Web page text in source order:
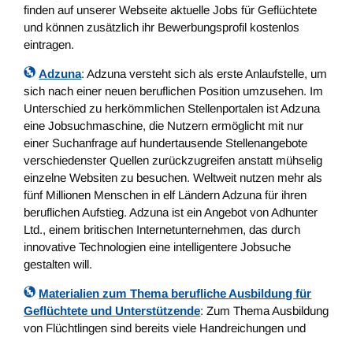
finden auf unserer Webseite aktuelle Jobs für Geflüchtete
und können zusätzlich ihr Bewerbungsprofil kostenlos
eintragen.
Adzuna: Adzuna versteht sich als erste Anlaufstelle, um
sich nach einer neuen beruflichen Position umzusehen. Im
Unterschied zu herkömmlichen Stellenportalen ist Adzuna
eine Jobsuchmaschine, die Nutzern ermöglicht mit nur
einer Suchanfrage auf hundertausende Stellenangebote
verschiedenster Quellen zurückzugreifen anstatt mühselig
einzelne Websiten zu besuchen. Weltweit nutzen mehr als
fünf Millionen Menschen in elf Ländern Adzuna für ihren
beruflichen Aufstieg. Adzuna ist ein Angebot von Adhunter
Ltd., einem britischen Internetunternehmen, das durch
innovative Technologien eine intelligentere Jobsuche
gestalten will.
Materialien zum Thema berufliche Ausbildung für
Geflüchtete und Unterstützende: Zum Thema Ausbildung
von Flüchtlingen sind bereits viele Handreichungen und